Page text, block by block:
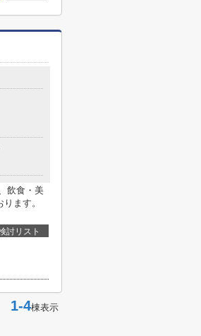
飲食・美
ます。
討リスト
1-4棟表示